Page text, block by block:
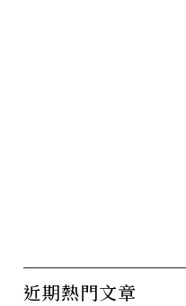
近期熱門文章